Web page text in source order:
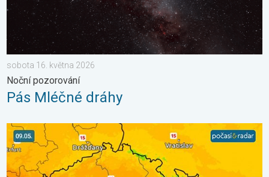
sobota 16. května 2026
Noční pozorování
Pás Mléčné dráhy
Víkend bude slunečný, pak dorazí fronta. Výhled počasí. . .